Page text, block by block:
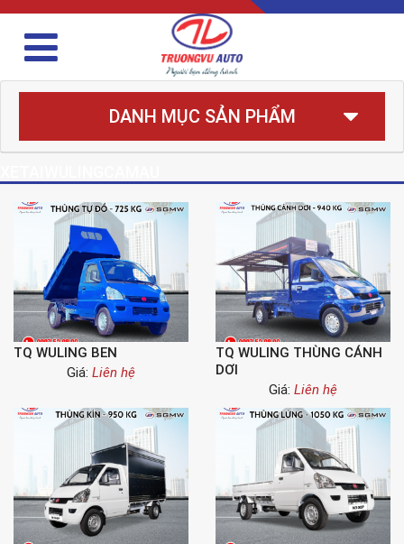
DANH MỤC SẢN PHẨM
TQ WULING BEN
Giá: Liên hệ
TQ WULING THÙNG CÁNH
DƠI
Giá: Liên hệ